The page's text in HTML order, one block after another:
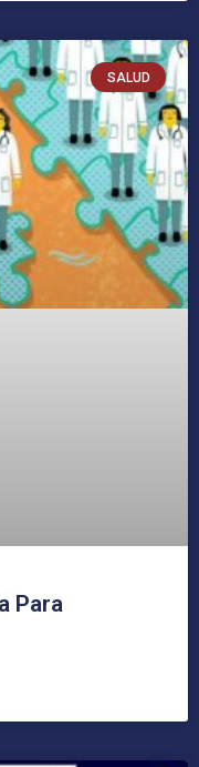
SALUD
Para